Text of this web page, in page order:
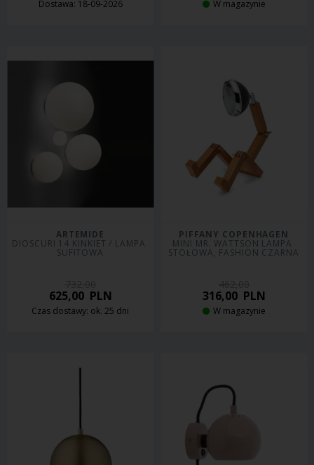
Dostawa: 18-09-2026 W magazynie
ARTEMIDE
DIOSCURI 14 KINKIET / LAMPA
SUFITOWA
625,00PLN
Czas dostawy: ok. 25 dni
PIFFANY COPENHAGEN
MINI MR. WATTSON LAMPA
STOŁOWA, FASHION CZARNA
316,00PLN
W magazynie